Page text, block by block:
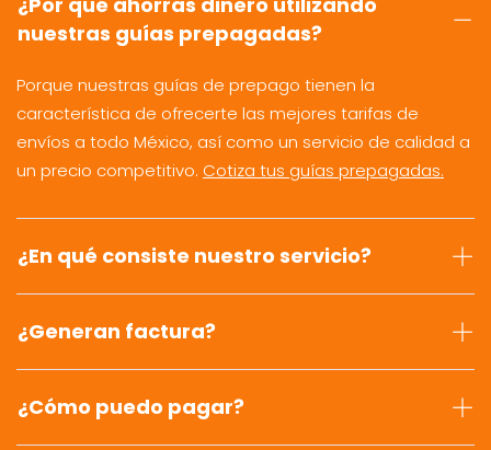
nuestras guías prepagadas?
Porque nuestras guías de prepago tienen la
característica de ofrecerte las mejores tarifas de
envíos a todo México, así como un servicio de calidad a
un precio competitivo. Cotiza tus guías prepagadas.
¿En qué consiste nuestro servicio?
¿Generan factura?
¿Cómo puedo pagar?